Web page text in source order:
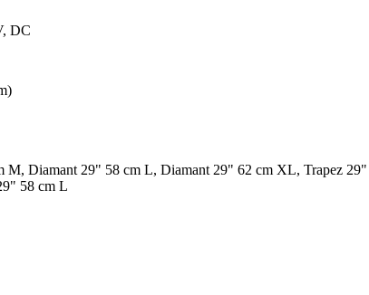
DC
M, Diamant 29" 58 cm L, Diamant 29" 62 cm XL, Trapez
58 cm L